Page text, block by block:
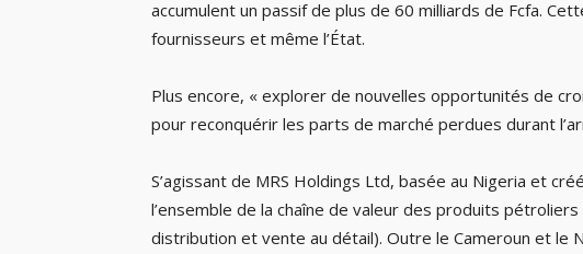
accumulent un passif de plus de 60 milliards de Fcfa.
fournisseurs et même l’État.
Plus encore, « explorer de nouvelles opportunités de
pour reconquérir les parts de marché perdues durant
S’agissant de MRS Holdings Ltd, basée au Nigeria et
l’ensemble de la chaîne de valeur des produits
distribution et vente au détail). Outre le Cameroun et le